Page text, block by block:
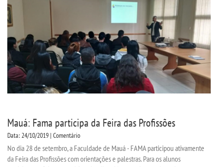
IMPRENSA
TRABALHE CONOSCO
OUVIDORIA
Mauá: Fama participa da Feira das Profissões
Data: 24/10/2019 | Comentário
No dia 28 de setembro, a Faculdade de Mauá - FAMA participou ativamente
da Feira das Profissões com orientações e palestras. Para os alunos